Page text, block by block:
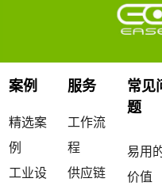
案例
精选案
例
工业设
服务
工作流
程
供应链
常见
题
易用
价值